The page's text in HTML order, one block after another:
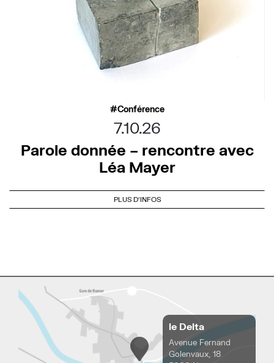
Conférence
7.10.26
Parole donnée – rencontre avec
Léa Mayer
PLUS D'INFOS
le Delta
Avenue Fernand
Golenvaux, 18